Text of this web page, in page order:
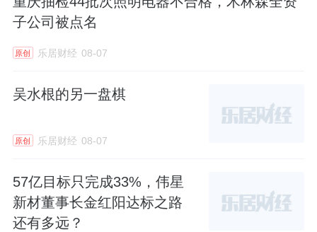
计变得触手可及，更是让普通人的设计需求有
了被回应的通道。
品时，倪妮从结合自身审美与用户视角，选了
一套中古法式的作品，她认为整体法式包括圆
弧的结构，让人觉得很包容、很圆润、很有温
在发展，能融合东方之韵，结合现代工艺与规
划，打造属于中国人味道的家。
子公司被点名
原创 乐居财经 08-07
吴水根的另一盘棋
原创 乐居财经 08-07
57亿目标只完成33%，伟星
新材董事长金红阳达标之路
还有多远？